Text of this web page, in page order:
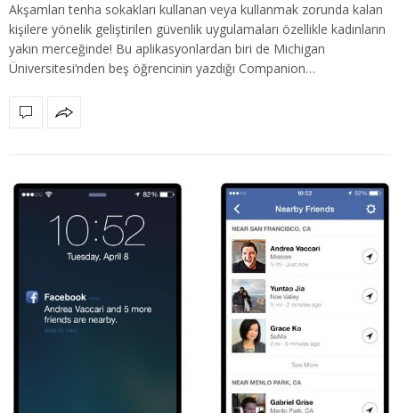
Akşamları tenha sokakları kullanan veya kullanmak zorunda kalan
kişilere yönelik geliştirilen güvenlik uygulamaları özellikle kadınların
yakın merceğinde! Bu aplikasyonlardan biri de Michigan
Üniversitesi’nden beş öğrencinin yazdığı Companion…